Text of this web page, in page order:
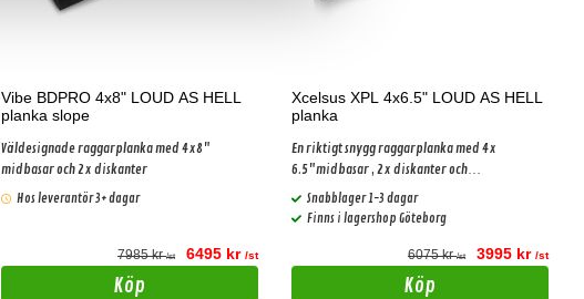
Vibe BDPRO 4x8" LOUD AS HELL
planka slope
Väldesignade raggarplanka med 4x8"
midbasar och 2x diskanter
Hos leverantör 3+ dagar
7985 kr/st 6495 kr /st
Köp
Xcelsus XPL 4x6.5" LOUD AS HELL
planka
En riktigt snygg raggarplanka med 4x
6.5"midbasar , 2x diskanter och
delningsfilter!
Snabblager 1-3 dagar
Finns i lagershop Göteborg
6075 kr/st 3995 kr /st
Köp